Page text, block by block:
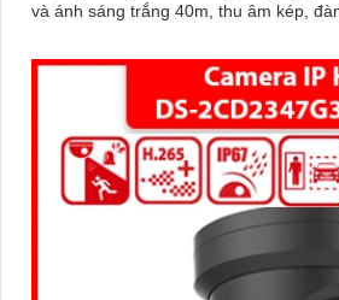
và ánh sáng trắng 40m, thu âm kép,